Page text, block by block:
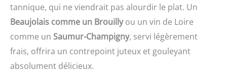
tannique, qui ne viendrait pas alourdir le plat. Un
Beaujolais comme un Brouillyou un vin de Loire
comme un Saumur-Champigny, servi légèrement
frais, offrira un contrepoint juteux et gouleyant
absolument délicieux.